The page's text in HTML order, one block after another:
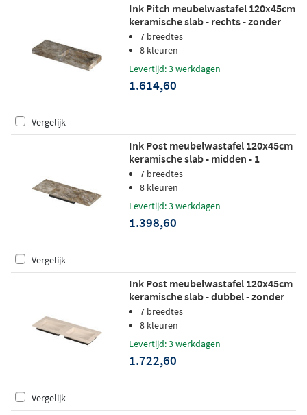
Ink Pitch meubelwastafel 120x45cm
keramische slab - rechts - zonder
kraangat - earth glossy
7 breedtes
8 kleuren
Levertijd: 3 werkdagen
1.614,60
Vergelijk
Ink Post meubelwastafel 120x45cm
keramische slab - midden - 1
kraangat - earth glossy
7 breedtes
8 kleuren
Levertijd: 3 werkdagen
1.398,60
Vergelijk
Ink Post meubelwastafel 120x45cm
keramische slab - dubbel - zonder
kraangaten - travertin mat
7 breedtes
8 kleuren
Levertijd: 3 werkdagen
1.722,60
Vergelijk